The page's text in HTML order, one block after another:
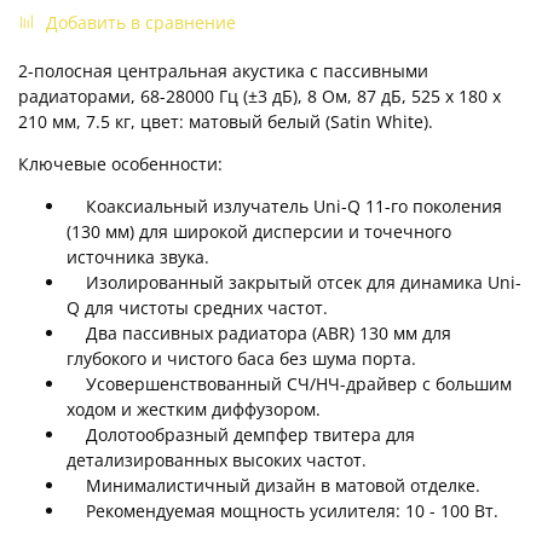
Добавить в сравнение
2-полосная центральная акустика с пассивными
радиаторами, 68-28000 Гц (±3 дБ), 8 Ом, 87 дБ, 525 x 180 x
210 мм, 7.5 кг, цвет: матовый белый (Satin White).
Ключевые особенности:
Коаксиальный излучатель Uni-Q 11-го поколения
(130 мм) для широкой дисперсии и точечного
источника звука.
Изолированный закрытый отсек для динамика Uni-
Q для чистоты средних частот.
Два пассивных радиатора (ABR) 130 мм для
глубокого и чистого баса без шума порта.
Усовершенствованный СЧ/НЧ-драйвер с большим
ходом и жестким диффузором.
Долотообразный демпфер твитера для
детализированных высоких частот.
Минималистичный дизайн в матовой отделке.
Рекомендуемая мощность усилителя: 10 - 100 Вт.